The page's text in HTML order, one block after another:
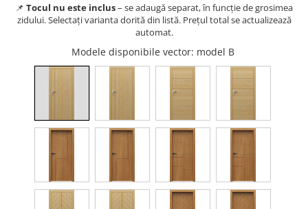
📌 Tocul nu este inclus– se adaugă separat, în funcție de grosimea
zidului. Selectați varianta dorită din listă. Prețul total se actualizează
automat.
Modele disponibile vector: model B